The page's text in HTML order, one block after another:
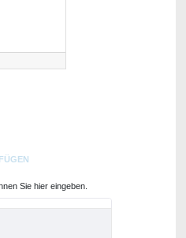
Sie hier eingeben.